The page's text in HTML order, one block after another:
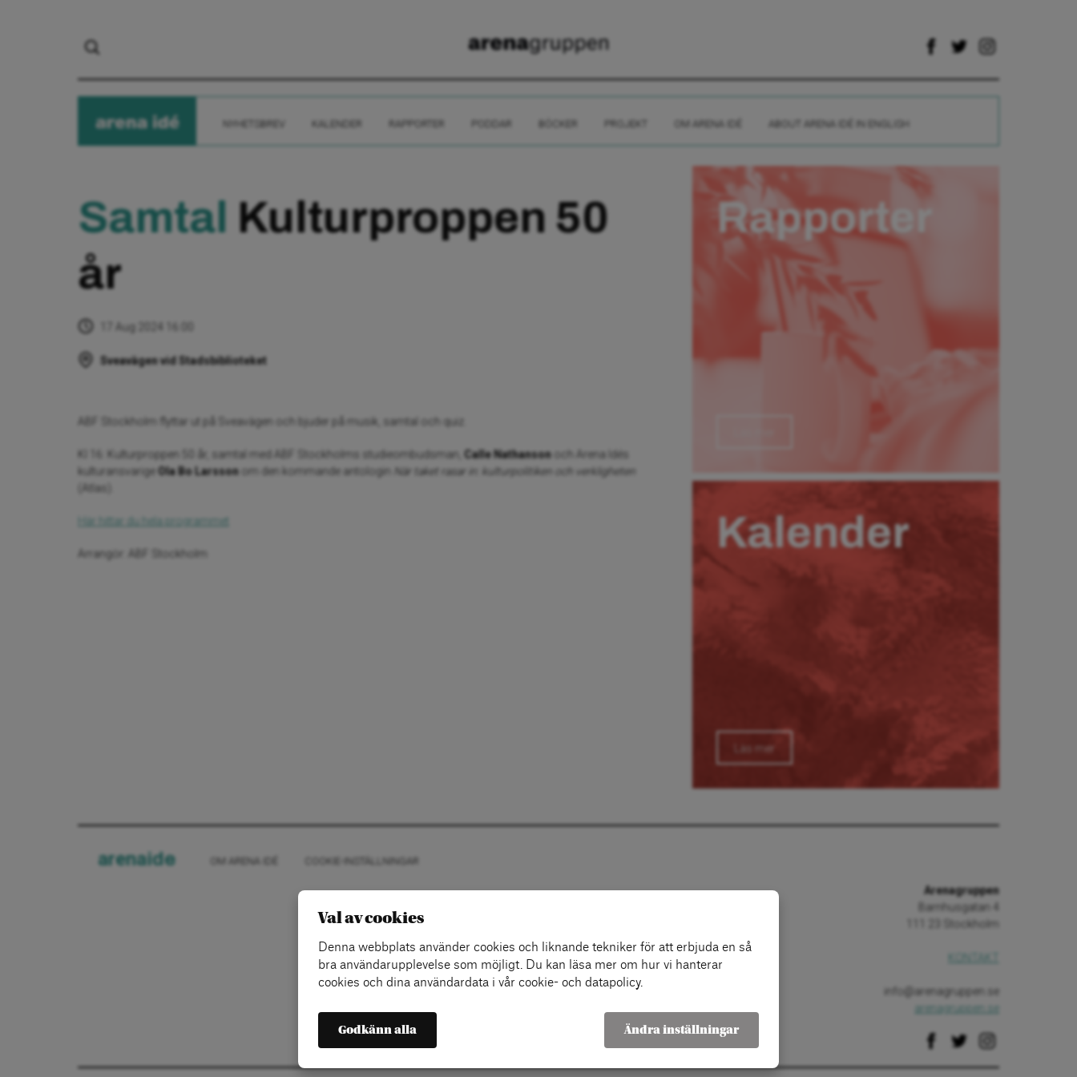
arenaide KALENDER RAPPORTER BÖCKER PROJEKT OM ARENA IDÉ ABOUT ARENA IDÉ IN ENGLISH
Samtal Kulturproppen 50
år
17 Aug 2024 16:00
Sveavägen vid Stadsbiblioteket
ABF Stockholm flyttar ut på Sveavägen och bjuder på musik, samtal och quiz.
Kl 16: Kulturproppen 50 år, samtal med ABF Stockholms studieombudsman, Calle Nathanson och Arena Idés
kulturansvarige
Ola Bo Larsson om den kommande antologin
När taket rasar in: kulturpolitiken och verkligheten
(Atlas).
Här hittar du hela programmet
Arrangör: ABF Stockholm
Rapporter
Kalender
Läs mer
arenaide OM ARENA IDÉ COOKIE-INSTÄLLNINGAR
Arenagruppen
Barnhusgatan 4
111 23 Stockholm
info@arenagruppen.se
arenagruppen.se
Val av cookies
Denna webbplats använder cookies och liknande tekniker för att erbjuda en så
bra användarupplevelse som möjligt. Du kan läsa mer om hur vi hanterar
cookies och dina användardata i vår cookie- och datapolicy.
Godkänn alla Ändra inställningar